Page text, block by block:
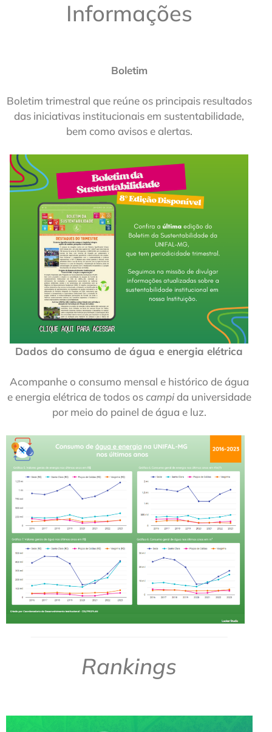
Informações
Boletim
Boletim trimestral que reúne os principais resultados
das iniciativas institucionais em sustentabilidade,
bem como avisos e alertas.
Dados do consumo de água e energia elétrica
Acompanhe o consumo mensal e histórico de água
e energia elétrica de todos oscampida universidade
por meio do painel de água e luz.
Rankings